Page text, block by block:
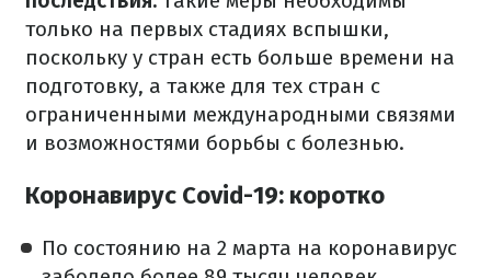
только на первых стадиях вспышки,
поскольку у стран есть больше времени на
подготовку, а также для тех стран с
ограниченными международными связями
и возможностями борьбы с болезнью.
Коронавирус Covid-19: коротко
По состоянию на 2 марта на коронавирус